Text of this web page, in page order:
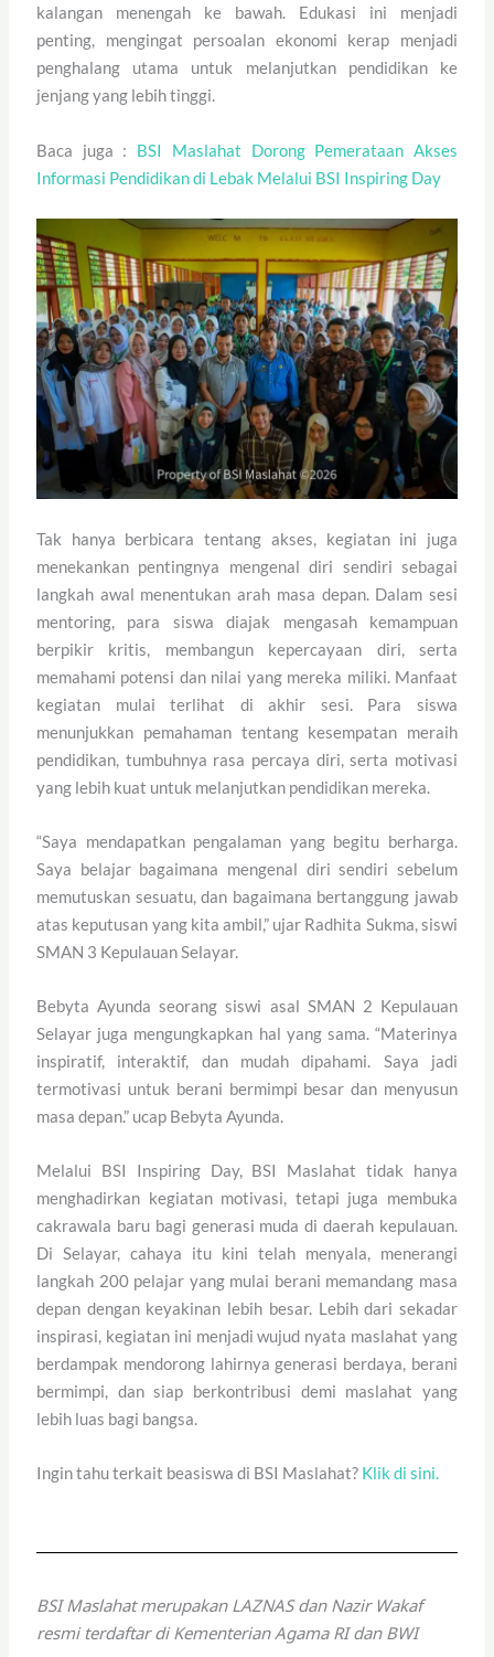
kalangan menengah ke bawah. Edukasi ini menjadi
penting, mengingat persoalan ekonomi kerap menjadi
penghalang utama untuk melanjutkan pendidikan ke
jenjang yang lebih tinggi.
Baca juga : BSI Maslahat Dorong Pemerataan Akses
Informasi Pendidikan di Lebak Melalui BSI Inspiring Day
Tak hanya berbicara tentang akses, kegiatan ini juga
menekankan pentingnya mengenal diri sendiri sebagai
langkah awal menentukan arah masa depan. Dalam sesi
mentoring, para siswa diajak mengasah kemampuan
berpikir kritis, membangun kepercayaan diri, serta
memahami potensi dan nilai yang mereka miliki. Manfaat
kegiatan mulai terlihat di akhir sesi. Para siswa
menunjukkan pemahaman tentang kesempatan meraih
pendidikan, tumbuhnya rasa percaya diri, serta motivasi
yang lebih kuat untuk melanjutkan pendidikan mereka.
“Saya mendapatkan pengalaman yang begitu berharga.
Saya belajar bagaimana mengenal diri sendiri sebelum
memutuskan sesuatu, dan bagaimana bertanggung jawab
atas keputusan yang kita ambil,” ujar Radhita Sukma, siswi
SMAN 3 Kepulauan Selayar.
Bebyta Ayunda seorang siswi asal SMAN 2 Kepulauan
Selayar juga mengungkapkan hal yang sama. “Materinya
inspiratif, interaktif, dan mudah dipahami. Saya jadi
termotivasi untuk berani bermimpi besar dan menyusun
masa depan.” ucap Bebyta Ayunda.
Melalui BSI Inspiring Day, BSI Maslahat tidak hanya
menghadirkan kegiatan motivasi, tetapi juga membuka
cakrawala baru bagi generasi muda di daerah kepulauan.
Di Selayar, cahaya itu kini telah menyala, menerangi
langkah 200 pelajar yang mulai berani memandang masa
depan dengan keyakinan lebih besar. Lebih dari sekadar
inspirasi, kegiatan ini menjadi wujud nyata maslahat yang
berdampak mendorong lahirnya generasi berdaya, berani
bermimpi, dan siap berkontribusi demi maslahat yang
lebih luas bagi bangsa.
Ingin tahu terkait beasiswa di BSI Maslahat? Klik di sini.
BSI Maslahat merupakan LAZNAS dan Nazir Wakaf
resmi terdaftar di Kementerian Agama RI dan BWI